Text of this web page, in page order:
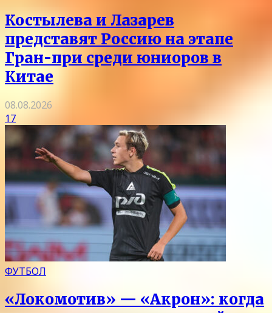
Костылева и Лазарев
представят Россию на этапе
Гран-при среди юниоров в
Китае
08.08.2026
17
ФУТБОЛ
«Локомотив» — «Акрон»: когда